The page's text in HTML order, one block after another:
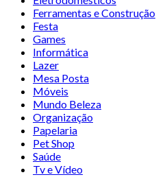
Ferramentas e Construção
Festa
Games
Informática
Lazer
Mesa Posta
Móveis
Mundo Beleza
Organização
Papelaria
Pet Shop
Saúde
Tv e Vídeo